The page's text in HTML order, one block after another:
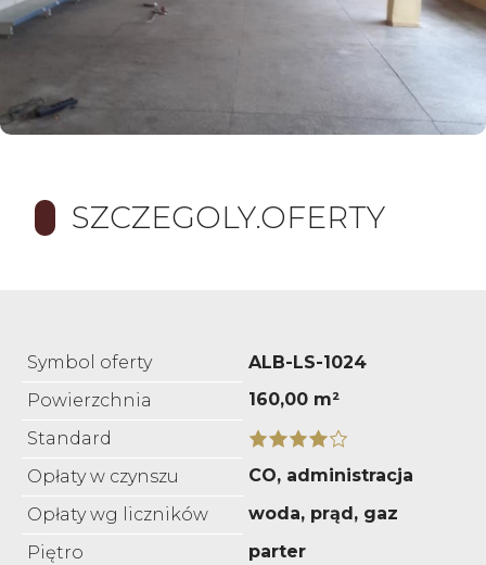
SZCZEGOLY.OFERTY
Symbol oferty
ALB-LS-1024
Powierzchnia
160,00 m²
Standard
Opłaty w czynszu
CO, administracja
Opłaty wg liczników
woda, prąd, gaz
Piętro
parter